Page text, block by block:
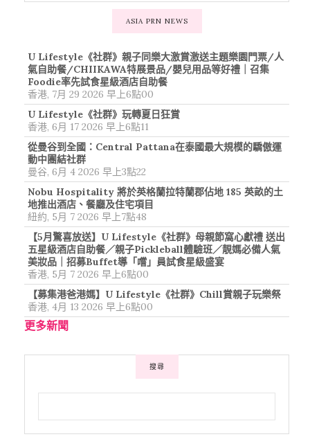
ASIA PRN NEWS
U Lifestyle《社群》親子同樂大激賞激送主題樂園門票/人
氣自助餐/CHIIKAWA特展景品/嬰兒用品等好禮｜召集
Foodie率先試食星級酒店自助餐
香港, 7月 29 2026 早上6點00
U Lifestyle《社群》玩轉夏日狂賞
香港, 6月 17 2026 早上6點11
從曼谷到全國：Central Pattana在泰國最大規模的驕傲運
動中團結社群
曼谷, 6月 4 2026 早上3點22
Nobu Hospitality 將於英格蘭拉特蘭郡佔地 185 英畝的土
地推出酒店、餐廳及住宅項目
紐約, 5月 7 2026 早上7點48
【5月驚喜放送】U Lifestyle《社群》母親節窩心獻禮 送出
五星級酒店自助餐／親子Pickleball體驗班／靚媽必備人氣
美妝品｜招募Buffet導「嚐」員試食星級盛宴
香港, 5月 7 2026 早上6點00
【募集港爸港媽】U Lifestyle《社群》Chill賞親子玩樂祭
香港, 4月 13 2026 早上6點00
更多新聞
搜尋